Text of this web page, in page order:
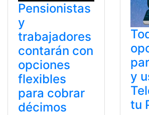
Pensionistas
y
trabajadores
contarán con
opciones
flexibles
para cobrar
décimos
y
tu